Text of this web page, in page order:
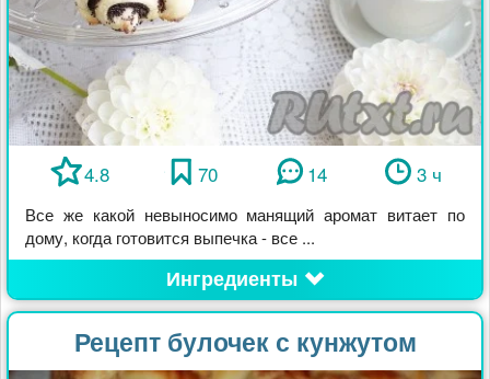
4.8 70 14 3 ч
Все же какой невыносимо манящий аромат витает по
дому, когда готовится выпечка - все ...
Ингредиенты
Рецепт булочек с кунжутом